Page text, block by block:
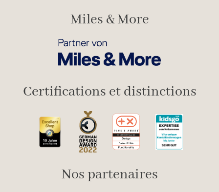
Miles & More
Certifications et distinctions
Nos partenaires